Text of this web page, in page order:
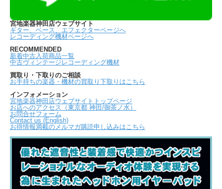
宮地楽器神田店ウェブサイト
ギター、ベース、エフェクターページへ
レコーディング機材ページへ
RECOMMENDED
新着中古入荷商品一覧
中古ヴィンテージレコーディング機材
買取り・下取りのご相談
お手持ちの楽器・機材の買取り下取りはこちら
インフォメーション
宮地楽器神田店ウェブサイトトップページ
お店へのアクセス（東京都 神田/御茶ノ水）
お問合せフォーム
Contact us (English)
お得情報満載のメルマガ購読申し込みはこちら